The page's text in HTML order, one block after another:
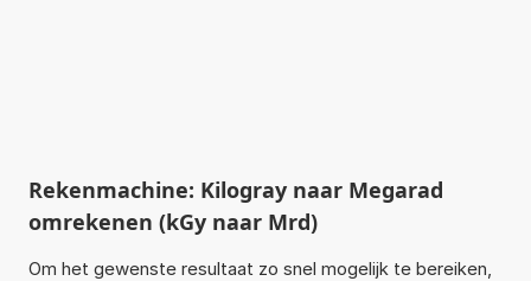
Rekenmachine: Kilogray naar Megarad
omrekenen (kGy naar Mrd)
Om het gewenste resultaat zo snel mogelijk te bereiken,